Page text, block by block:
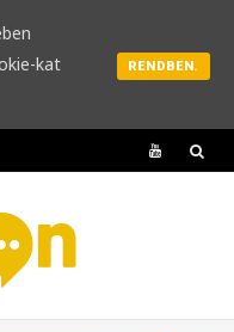
Y
u
kat
RENDBEN.